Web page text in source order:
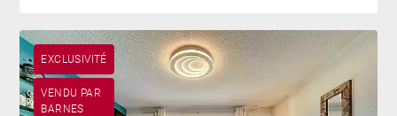
EXCLUSIVITÉ
VENDU PAR
BARNES